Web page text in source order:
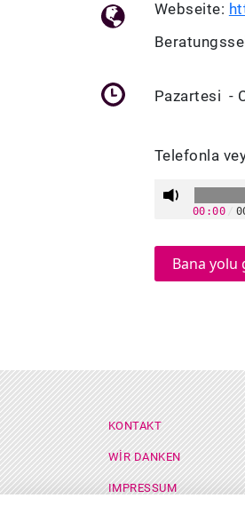
Webseite:
Pazartesi -
Telefonla
00:00
Bana yolu
Footer Menü
KONTAKT
WIR DANKEN
IMPRESSUM